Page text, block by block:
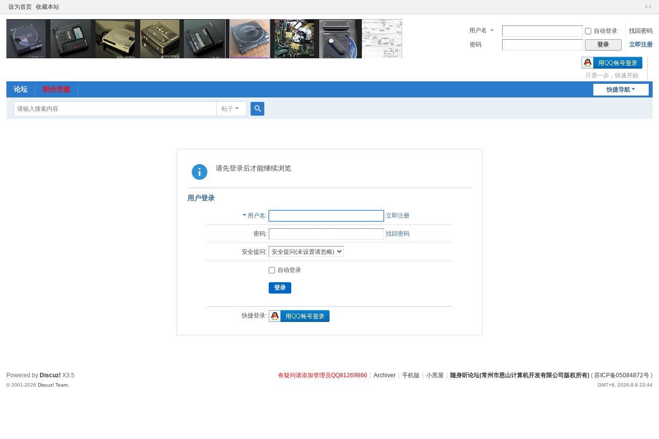
设为首页 收藏本站
切
到
窄
用户名 自动登录
找回密码
密码
登录 立即注册
只需一步，快速开始
快捷导航
论坛 积分充值
帖子
请先登录后才能继续浏览
用户登录
用户名 立即注册
密码: 找回密码
安全提问:
自动登录
登录
快捷登录:
有疑问请添加管理员QQ81269866 | Archiver | 手机版 | 小黑屋 | 随身听论坛(常州市恩山计算机开发有限公司版权所有)( 苏ICP备05084872号)
GMT+8, 2026-8-8 23:44
Powered byDiscuz! X3.5
© 2001-2026Discuz! Team